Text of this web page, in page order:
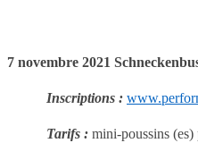
7 novembre 2021
Inscriptions :
Tarifs : mini-poussins (es)